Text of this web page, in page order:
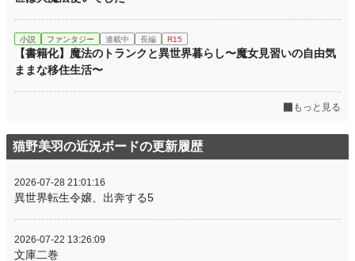
小説 ファンタジー 連載中 長編 R15
【書籍化】魔法のトランクと異世界暮らし〜魔女見習いの自由気
ままな移住生活〜
もっと見る
猫野美羽の近況ボードの更新履歴
2026-07-28 21:01:16
異世界転生令嬢、出奔する5
2026-07-22 13:26:09
文庫二巻